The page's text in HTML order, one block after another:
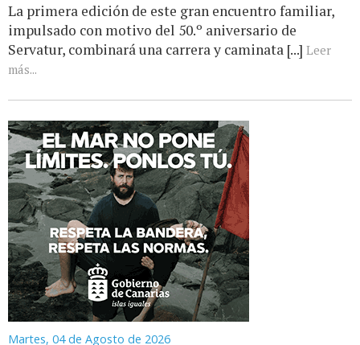
La primera edición de este gran encuentro familiar,
impulsado con motivo del 50.º aniversario de
Servatur, combinará una carrera y caminata [...] Leer
más...
Martes, 04 de Agosto de 2026